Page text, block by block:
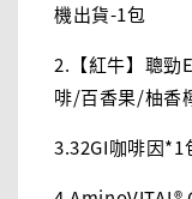
機出貨-1包
2.【紅牛】聰勁
啡/百香果/柚香
3.32GI咖啡因*1